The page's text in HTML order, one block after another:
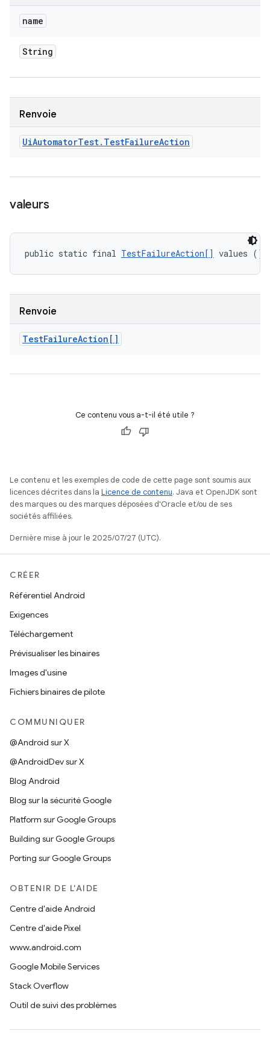
name
String
Renvoie
UiAutomatorTest. TestFailureAction
valeurs
public static final TestFailureAction[] values ()
Renvoie
TestFailureAction[]
Ce contenu vous a-t-il été utile ?
Le contenu et les exemples de code de cette page sont soumis aux
licences décrites dans la Licence de contenu. Java et OpenJDK sont
des marques ou des marques déposées d'Oracle et/ou de ses
sociétés affiliées.
Dernière mise à jour le 2025/07/27 (UTC).
CRÉER
Référentiel Android
Exigences
Téléchargement
Prévisualiser les binaires
Images d'usine
Fichiers binaires de pilote
COMMUNIQUER
@Android sur X
@AndroidDev sur X
Blog Android
Blog sur la sécurité Google
Platform sur Google Groups
Building sur Google Groups
Porting sur Google Groups
OBTENIR DE L'AIDE
Centre d'aide Android
Centre d'aide Pixel
www.android.com
Google Mobile Services
Stack Overflow
Outil de suivi des problèmes